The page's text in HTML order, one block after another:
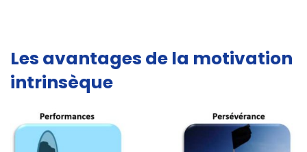
Les avantages de la motivation
intrinsèque